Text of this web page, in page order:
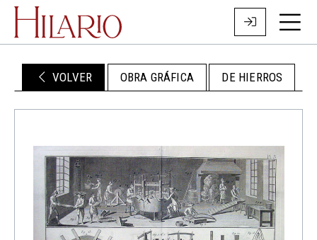
VOLVER OBRA GRÁFICA DE HIERROS